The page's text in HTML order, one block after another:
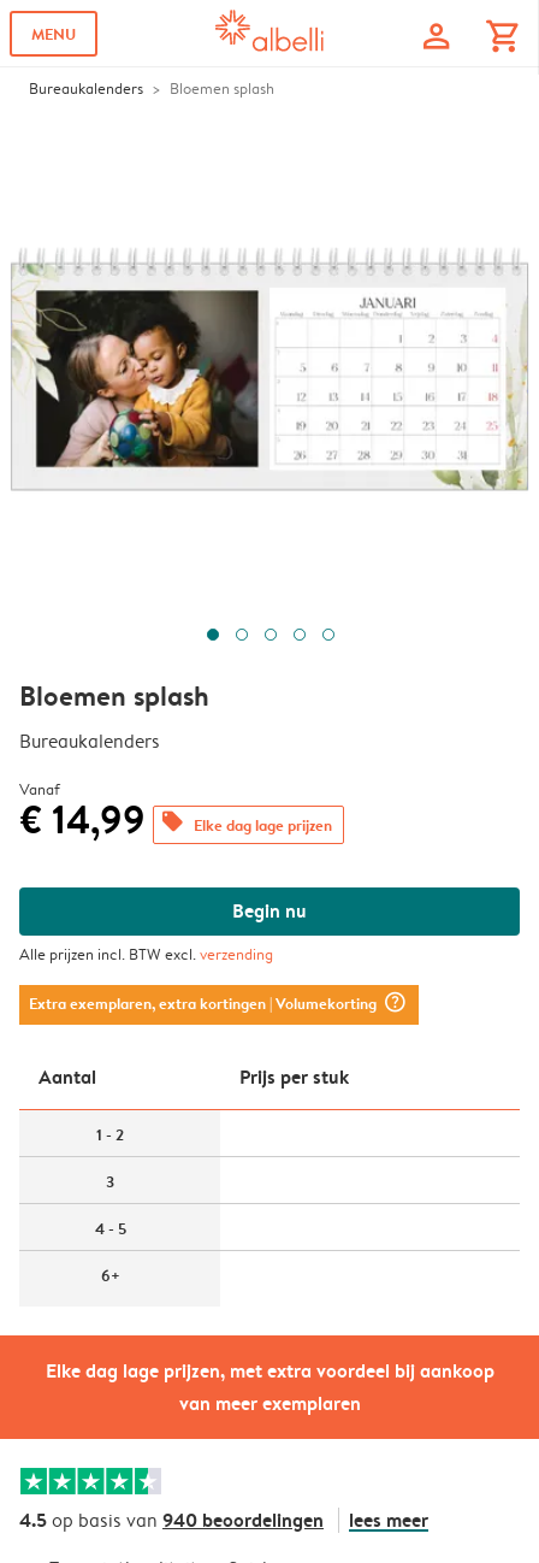
MENU profile shopping_cart
Bureaukalenders Bloemen splash
Elke dag lage prijzen, met extra voordeel bij aankoop
van meer exemplaren
Bloemen splash
Bureaukalenders
Vanaf
€ 14,99 offers Elke dag lage prijzen
Begin nu
Alle prijzen incl. BTW excl.verzending
Extra exemplaren, extra kortingen| Volumekorting question_mark_circle
Aantal Prijs per stuk
1 - 2
3
4 - 5
6+
4.5op basis van 940 beoordelingen lees meer